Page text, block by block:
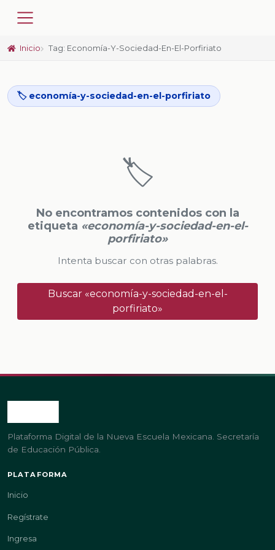
Inicio Tag: Economía-Y-Sociedad-En-El-Porfiriato
🏷️ economía-y-sociedad-en-el-porfiriato
🏷️
No encontramos contenidos con la
etiqueta «economía-y-sociedad-en-el-
porfiriato»
Intenta buscar con otras palabras.
Buscar «economía-y-sociedad-en-el-
porfiriato»
Plataforma Digital de la Nueva Escuela Mexicana. Secretaría
de Educación Pública.
PLATAFORMA
Inicio
Regístrate
Ingresa